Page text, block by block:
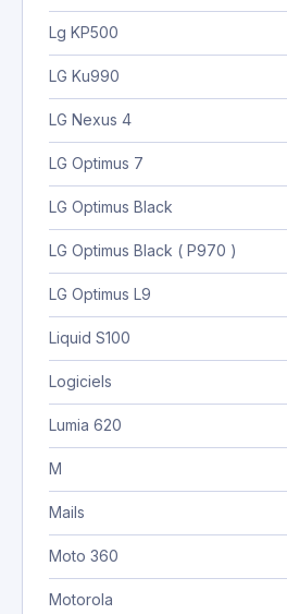
Lg KP500
LG Ku990
LG Nexus 4
LG Optimus 7
LG Optimus Black
LG Optimus Black ( P970 )
LG Optimus L9
Liquid S100
Logiciels
Lumia 620
M
Mails
Moto 360
Motorola